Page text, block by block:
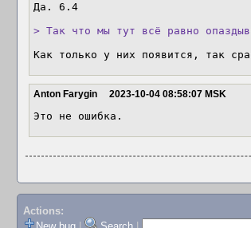
Да. 6.4
> Так что мы тут всё равно
Как только у них появится, так
Anton Farygin 2023-10-04 08:58:07 MSK
Это не ошибка.
Actions: